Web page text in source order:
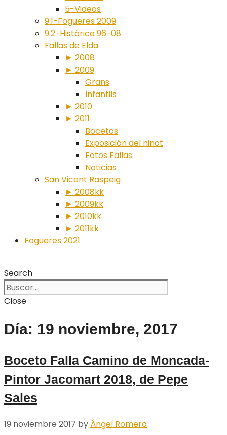
5-Videos
9.1-Fogueres 2009
9.2-Histórico 96-08
Fallas de Elda
► 2008
► 2009
Grans
Infantils
► 2010
► 2011
Bocetos
Exposición del ninot
Fotos Fallas
Noticias
San Vicent Raspeig
► 2008kk
► 2009kk
► 2010kk
► 2011kk
Fogueres 2021
Search
Close
Día: 19 noviembre, 2017
Boceto Falla Camino de Moncada-
Pintor Jacomart 2018, de Pepe
Sales
19 noviembre 2017 by Ángel Romero